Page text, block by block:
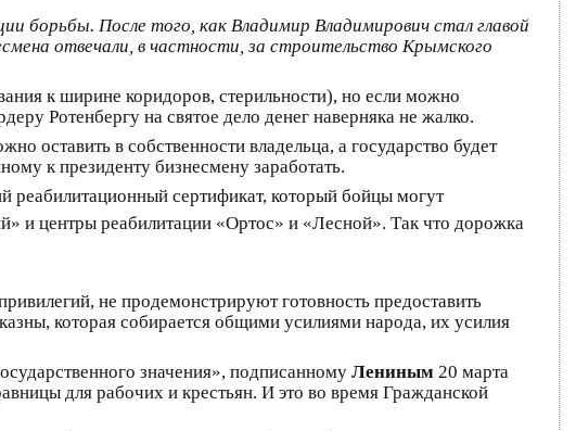
борьбы. После того, как Владимир Владимирович стал главой
отвечали, в частности, за строительство Крымского
к ширине коридоров, стерильности), но если можно
Ротенбергу на святое дело денег наверняка не жалко.
оставить в собственности владельца, а государство будет
к президенту бизнесмену заработать.
реабилитационный сертификат, который бойцы могут
и центры реабилитации «Ортос» и «Лесной». Так что дорожка
не продемонстрируют готовность предоставить
которая собирается общими усилиями народа, их усилия
значения», подписанному Лениным 20 марта
для рабочих и крестьян. И это во время Гражданской